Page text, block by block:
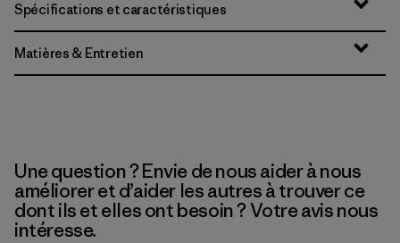
Spécifications et caractéristiques
Matières & Entretien
Une question ? Envie de nous aider à nous
améliorer et d’aider les autres à trouver ce
dont ils et elles ont besoin ? Votre avis nous
intéresse.